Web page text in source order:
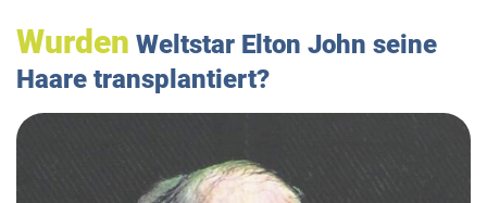
Wurden Weltstar Elton John seine
Haare transplantiert?